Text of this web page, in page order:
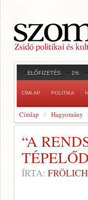
ELŐFIZETÉS 1%
CÍMLAP POLITIKA
Címlap Hagyomány
“A
ÍRTA: